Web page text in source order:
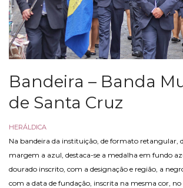
Bandeira – Banda
de Santa Cruz
HERÁLDICA
Na bandeira da instituição, de formato retangular,
margem a azul, destaca-se a medalha em fundo
dourado inscrito, com a designação e região, a
com a data de fundação, inscrita na mesma cor, no